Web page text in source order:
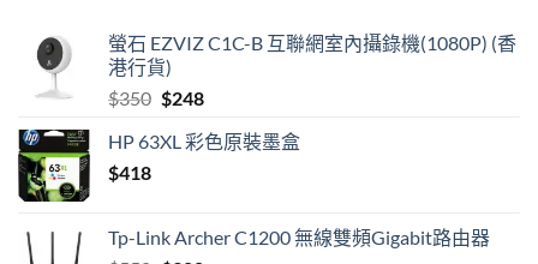
螢石 EZVIZ C1C-B 互聯網室內攝錄機(1080P) (香
港行貨)
$350 Original
was:
$248Current
is:
HP 63XL 彩色原裝墨盒
$418
Tp-Link Archer C1200 無線雙頻Gigabit路由器